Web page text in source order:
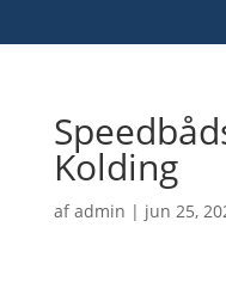
Kolding
afadmin | jun 25,